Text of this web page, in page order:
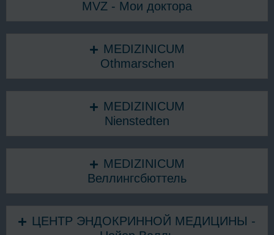
MVZ - Мои доктора
MEDIZINICUM
Othmarschen
MEDIZINICUM
Nienstedten
MEDIZINICUM
Веллингсбюттель
ЦЕНТР ЭНДОКРИННОЙ МЕДИЦИНЫ -